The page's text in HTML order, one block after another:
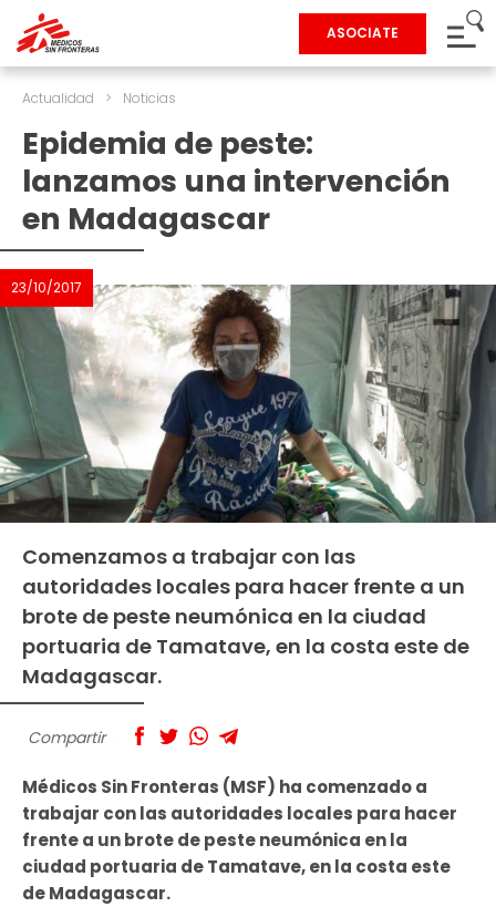
ASOCIATE
Actualidad > Noticias
Epidemia de peste:
lanzamos una intervención
en Madagascar
23/10/2017
Comenzamos a trabajar con las
autoridades locales para hacer frente a un
brote de peste neumónica en la ciudad
portuaria de Tamatave, en la costa este de
Madagascar.
Compartir
Médicos Sin Fronteras (MSF) ha comenzado a
trabajar con las autoridades locales para hacer
frente a un brote de peste neumónica en la
ciudad portuaria de Tamatave, en la costa este
de Madagascar.